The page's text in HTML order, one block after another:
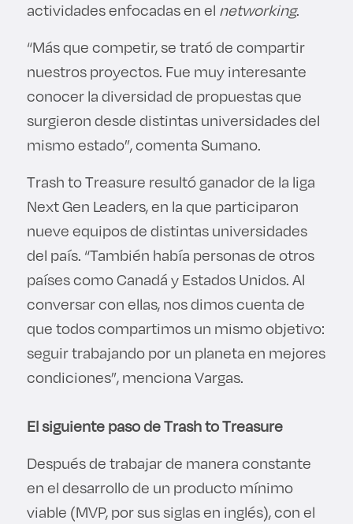
actividades enfocadas en el networking.
“Más que competir, se trató de compartir
nuestros proyectos. Fue muy interesante
conocer la diversidad de propuestas que
surgieron desde distintas universidades del
mismo estado”, comenta Sumano.
Trash to Treasure resultó ganador de la liga
Next Gen Leaders, en la que participaron
nueve equipos de distintas universidades
del país. “También había personas de otros
países como Canadá y Estados Unidos. Al
conversar con ellas, nos dimos cuenta de
que todos compartimos un mismo objetivo:
seguir trabajando por un planeta en mejores
condiciones”, menciona Vargas.
El siguiente paso de Trash to Treasure
Después de trabajar de manera constante
en el desarrollo de un producto mínimo
viable (MVP, por sus siglas en inglés), con el